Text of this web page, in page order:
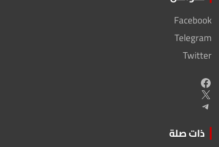
Facebook
Telegram
Twitter
Facebook
X
Telegram
ذات صلة